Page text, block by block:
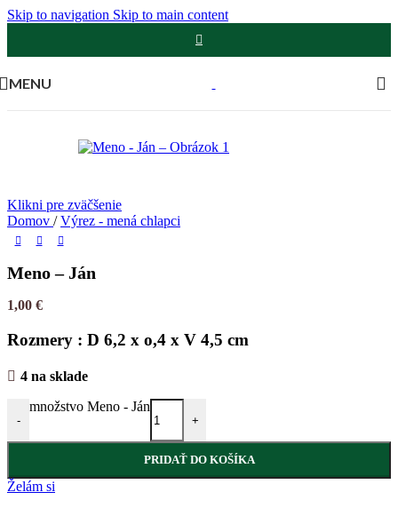
Skip to navigation Skip to main content
MENU
Klikni pre zväčšenie
Domov / Výrez - mená chlapci
Meno – Ján
1,00 €
Rozmery : D 6,2 x o,4 x V 4,5 cm
4 na sklade
-
množstvo Meno - Ján
+
PRIDAŤ DO KOŠÍKA
Želám si